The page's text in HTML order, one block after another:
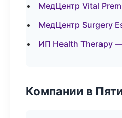
МедЦентр Vital
МедЦентр Surgery
ИП Health Therapy
Компании в